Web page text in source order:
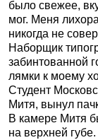
было свежее,
мог. Меня
никогда не
Наборщик
забинтованной
лямки к моему
Студент
Митя, вынул
В камере Митя
на верхней